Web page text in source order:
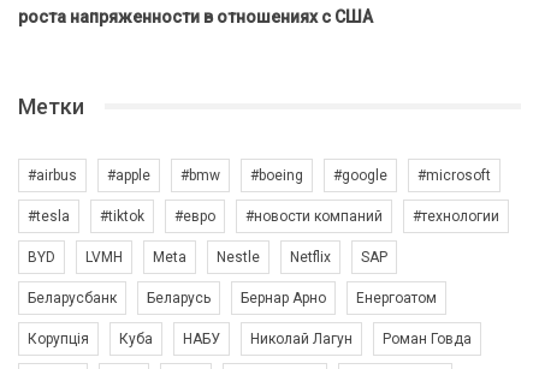
роста напряженности в отношениях с США
Метки
#airbus #apple #bmw #boeing #google #microsoft
#tesla #tiktok #евро #новости компаний #технологии
BYD LVMH Meta Nestle Netflix SAP
Беларусбанк Беларусь Бернар Арно Енергоатом
Корупція Куба НАБУ Николай Лагун Роман Говда